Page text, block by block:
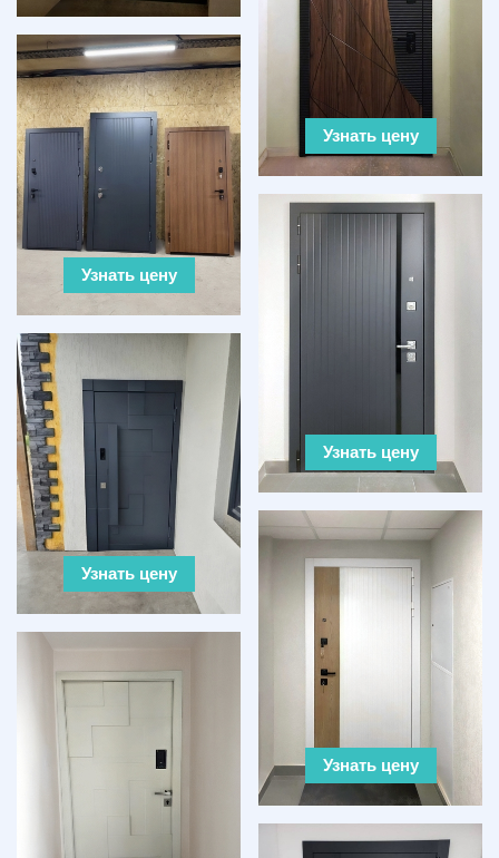
Узнать цену
Узнать цену
Узнать цену
Узнать цену
Узнать цену